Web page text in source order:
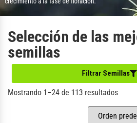
Selección de las
semillas
Filtrar Semillas
Mostrando 1–24 de 113 resultados